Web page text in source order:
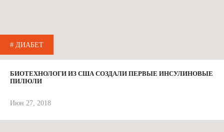
# ДИАБЕТ
БИОТЕХНОЛОГИ ИЗ США СОЗДАЛИ ПЕРВЫЕ ИНСУЛИНОВЫЕ
ПИЛЮЛИ
Июн 27, 2018